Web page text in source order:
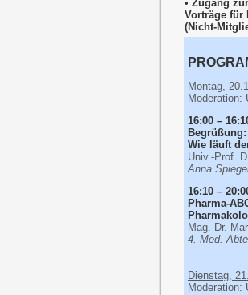
• Zugang
Vorträge für
(Nicht-
Montag,
Moderation:
16:00 –
Begrüßung:
Wie läuft
Univ.-Prof.
Anna
16:10 –
Pharma-
Mag. Dr.
4. Med.
Dienstag,
Moderation: